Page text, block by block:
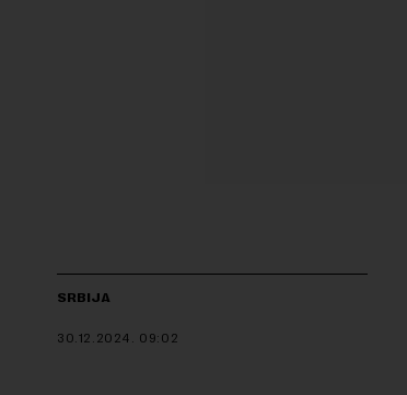
SRBIJA
30.12.2024. 09:02